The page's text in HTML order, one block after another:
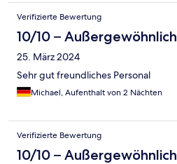
Verifizierte Bewertung
10/10 – Außergewöhnlich
25. März 2024
Sehr gut freundliches Personal
Michael, Aufenthalt von 2 Nächten
Verifizierte Bewertung
10/10 – Außergewöhnlich